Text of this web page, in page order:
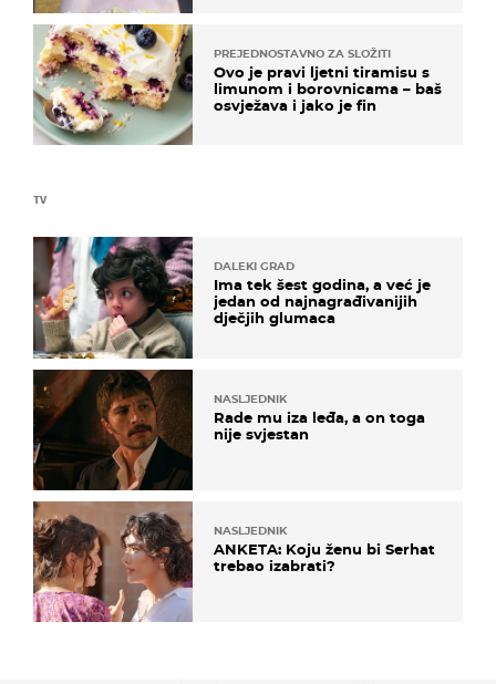
TV
DALEKI GRAD
Ima tek šest godina, a već je
jedan od najnagrađivanijih
dječjih glumaca
NASLJEDNIK
Rade mu iza leđa, a on toga
nije svjestan
NASLJEDNIK
ANKETA: Koju ženu bi Serhat
trebao izabrati?
PREJEDNOSTAVNO ZA SLOŽITI
Ovo je pravi ljetni tiramisu s
limunom i borovnicama – baš
osvježava i jako je fin